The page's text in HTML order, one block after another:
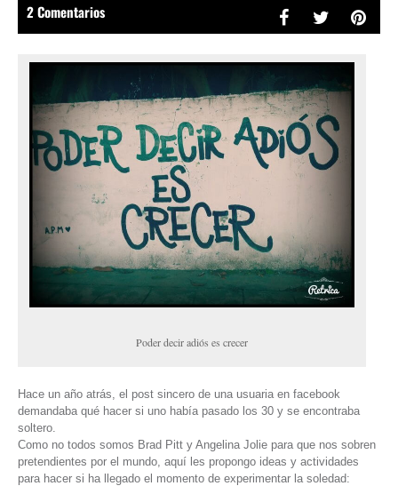
2 Comentarios
Poder decir adiós es crecer
Hace un año atrás, el post sincero de una usuaria en facebook
demandaba qué hacer si uno había pasado los 30 y se encontraba
soltero.
Como no todos somos Brad Pitt y Angelina Jolie para que nos sobren
pretendientes por el mundo, aquí les propongo ideas y actividades
para hacer si ha llegado el momento de experimentar la soledad: